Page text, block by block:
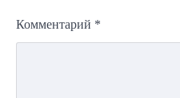
Комментарий *